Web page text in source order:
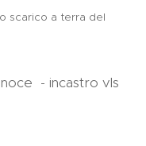
scarico a terra del
- incastro vls